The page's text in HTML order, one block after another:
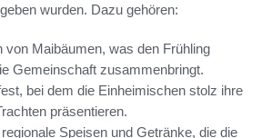
wurden. Dazu gehören:
von Maibäumen, was den Frühling
Gemeinschaft zusammenbringt.
bei dem die Einheimischen stolz ihre
präsentieren.
Speisen und Getränke, die die